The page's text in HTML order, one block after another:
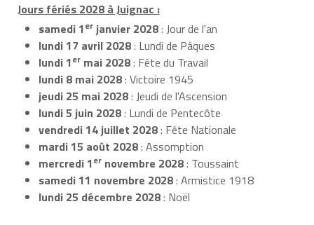
Jours fériés 2028 à Juignac :
samedi 1er janvier 2028: Jour de l'an
lundi 17 avril 2028: Lundi de Pâques
lundi 1er mai 2028: Fête du Travail
lundi 8 mai 2028: Victoire 1945
jeudi 25 mai 2028: Jeudi de l'Ascension
lundi 5 juin 2028: Lundi de Pentecôte
vendredi 14 juillet 2028: Fête Nationale
mardi 15 août 2028: Assomption
mercredi 1er novembre 2028: Toussaint
samedi 11 novembre 2028: Armistice 1918
lundi 25 décembre 2028: Noël